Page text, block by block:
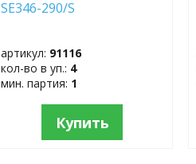
SE346-290/S
артикул: 91116
кол-во в уп.: 4
мин. партия: 1
Купить